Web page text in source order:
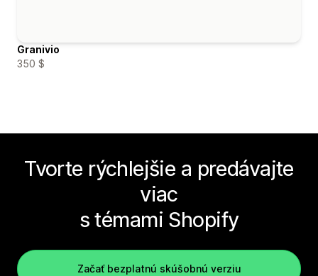
Granivio
350 $
Tvorte rýchlejšie a predávajte
viac
s témami Shopify
Začať bezplatnú skúšobnú verziu